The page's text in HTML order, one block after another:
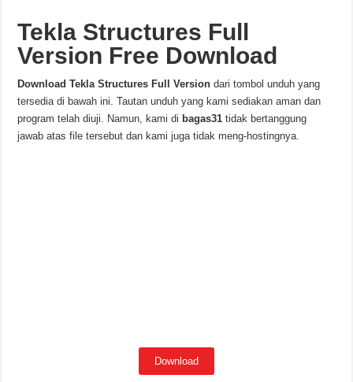
Tekla Structures Full
Version Free Download
DownloadTekla Structures Full Version dari tombol unduh yang
tersedia di bawah ini. Tautan unduh yang kami sediakan aman dan
program telah diuji. Namun, kami di bagas31tidak bertanggung
jawab atas file tersebut dan kami juga tidak meng-hostingnya.
Download